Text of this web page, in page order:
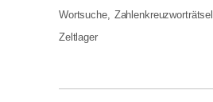
Wortsuche
Zahlenkreuzworträtsel
Zeltlager